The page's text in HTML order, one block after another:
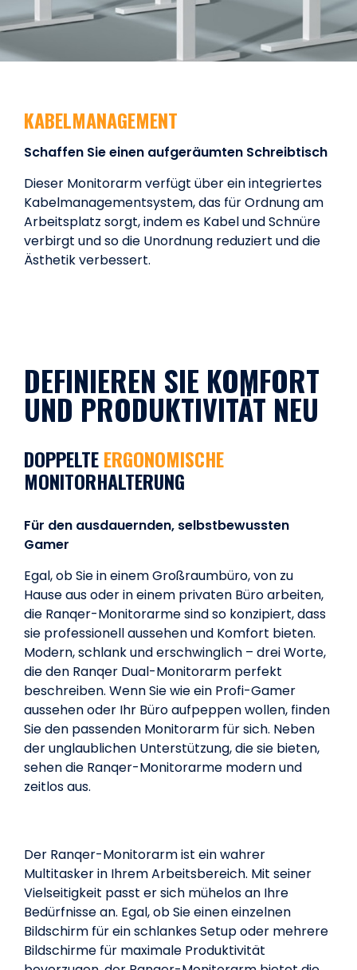
KABELMANAGEMENT
Schaffen Sie einen aufgeräumten Schreibtisch
Dieser Monitorarm verfügt über ein integriertes
Kabelmanagementsystem, das für Ordnung am
Arbeitsplatz sorgt, indem es Kabel und Schnüre
verbirgt und so die Unordnung reduziert und die
Ästhetik verbessert.
DEFINIEREN SIE KOMFORT
UND PRODUKTIVITÄT NEU
DOPPELTEERGONOMISCHE
MONITORHALTERUNG
Für den ausdauernden, selbstbewussten
Gamer
Egal, ob Sie in einem Großraumbüro, von zu
Hause aus oder in einem privaten Büro arbeiten,
die Ranqer-Monitorarme sind so konzipiert, dass
sie professionell aussehen und Komfort bieten.
Modern, schlank und erschwinglich – drei Worte,
die den Ranqer Dual-Monitorarm perfekt
beschreiben. Wenn Sie wie ein Profi-Gamer
aussehen oder Ihr Büro aufpeppen wollen, finden
Sie den passenden Monitorarm für sich. Neben
der unglaublichen Unterstützung, die sie bieten,
sehen die Ranqer-Monitorarme modern und
zeitlos aus.
Der Ranqer-Monitorarm ist ein wahrer
Multitasker in Ihrem Arbeitsbereich. Mit seiner
Vielseitigkeit passt er sich mühelos an Ihre
Bedürfnisse an. Egal, ob Sie einen einzelnen
Bildschirm für ein schlankes Setup oder mehrere
Bildschirme für maximale Produktivität